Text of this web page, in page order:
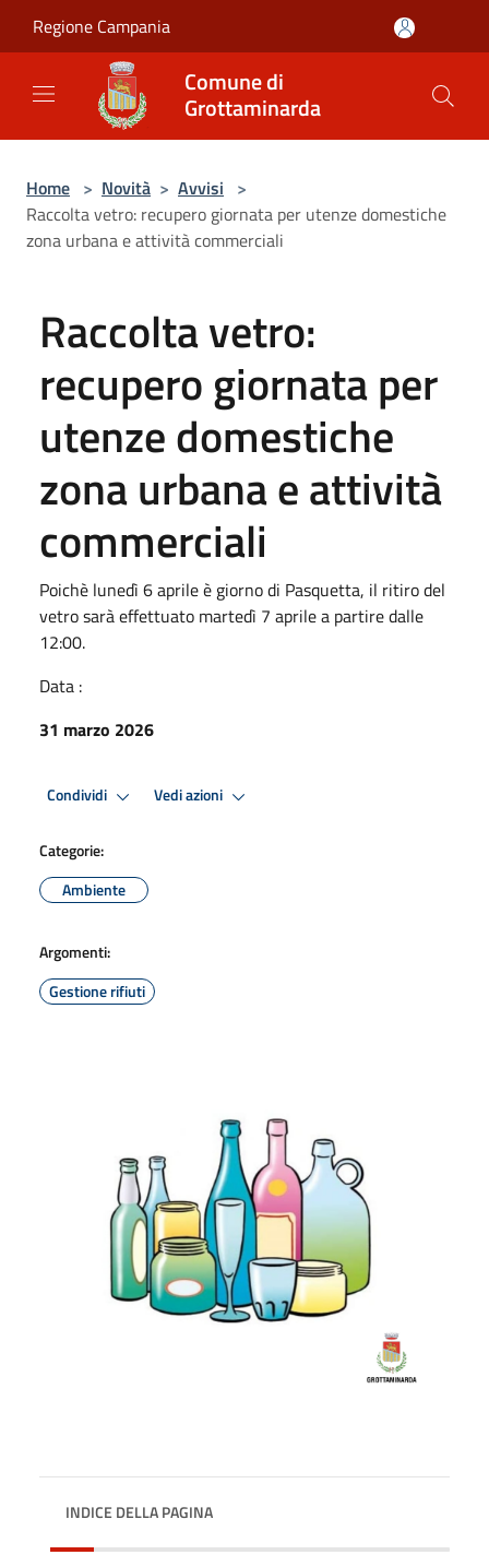
Regione Campania
Comune di
Grottaminarda
Home > Novità > Avvisi >
Raccolta vetro: recupero giornata per utenze domestiche
zona urbana e attività commerciali
Raccolta vetro:
recupero giornata per
utenze domestiche
zona urbana e attività
commerciali
Poichè lunedì 6 aprile è giorno di Pasquetta, il ritiro del
vetro sarà effettuato martedì 7 aprile a partire dalle
12:00.
Data :
31 marzo 2026
Condividi Vedi azioni
Categorie:
Ambiente
Argomenti:
Gestione rifiuti
INDICE DELLA PAGINA